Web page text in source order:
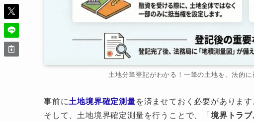
土地分筆登記がわかる！一筆の土地を、法的
事前に土地境界確定測量を済ませておく必要があります
そして、土地境界確定測量を行うことで、「境界トラ